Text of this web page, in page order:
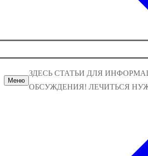
Меню
ЗДЕСЬ СТАТЬИ ДЛЯ
ОБСУЖДЕНИЯ! ЛЕЧИТЬСЯ